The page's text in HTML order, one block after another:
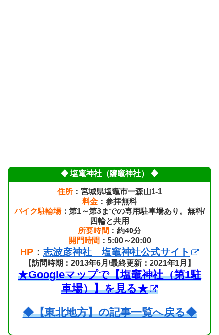
◆ 塩竃神社（鹽竈神社） ◆
住所：宮城県塩竈市一森山1-1
料金 ：参拝無料
バイク駐輪場：第1～第3までの専用駐車場あり。無料/
四輪と共用
所要時間 ：約40分
開門時間 ：5:00～20:00
HP ： 志波彦神社 塩竈神社公式サイト
【訪問時期：2013年6月/最終更新：2021年1月】
★Googleマップで【塩竈神社（第1駐
車場）】を見る★
◆【東北地方】の記事一覧へ戻る◆